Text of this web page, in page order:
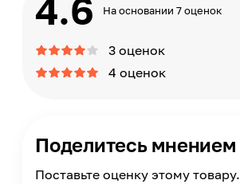
4.6 На основании 7 оценок
3 оценок
4 оценок
Поделитесь мнением
Поставьте оценку этому товару.